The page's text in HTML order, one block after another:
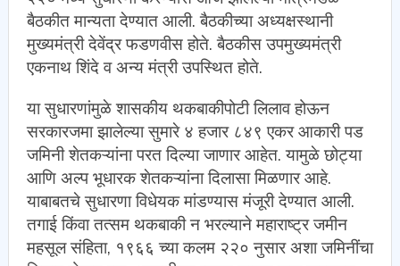
बैठकीत मान्यता देण्यात आली. बैठकीच्या अध्यक्षस्थानी
मुख्यमंत्री देवेंद्र फडणवीस होते. बैठकीस उपमुख्यमंत्री
एकनाथ शिंदे व अन्य मंत्री उपस्थित होते.
या सुधारणांमुळे शासकीय थकबाकीपोटी लिलाव होऊन
सरकारजमा झालेल्या सुमारे ४ हजार ८४९ एकर आकारी पड
जमिनी शेतकऱ्यांना परत दिल्या जाणार आहेत. यामुळे छोट्या
आणि अल्प भूधारक शेतकऱ्यांना दिलासा मिळणार आहे.
याबाबतचे सुधारणा विधेयक मांडण्यास मंजूरी देण्यात आली.
तगाई किंवा तत्सम थकबाकी न भरल्याने महाराष्ट्र जमीन
महसूल संहिता, १९६६ च्या कलम २२० नुसार अशा जमिनींचा